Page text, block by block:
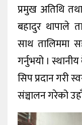
प्रमुख अतिथि
बहादुर थापाले
साथ तालिममा
गर्नुभयो ।
सिप प्रदान गरी
संञ्चालन गरेको